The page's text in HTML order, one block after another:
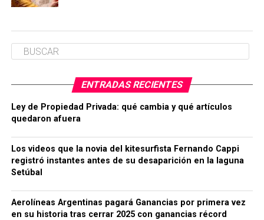
ENTRADAS RECIENTES
Ley de Propiedad Privada: qué cambia y qué artículos
quedaron afuera
Los videos que la novia del kitesurfista Fernando Cappi
registró instantes antes de su desaparición en la laguna
Setúbal
Aerolíneas Argentinas pagará Ganancias por primera vez
en su historia tras cerrar 2025 con ganancias récord